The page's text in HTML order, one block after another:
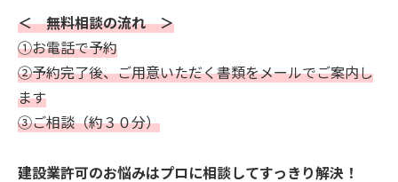
＜ 無料相談の流れ ＞
①お電話で予約
②予約完了後、ご用意いただく書類をメールでご案内し
ます
③ご相談（約３０分）
建設業許可のお悩みはプロに相談してすっきり解決！